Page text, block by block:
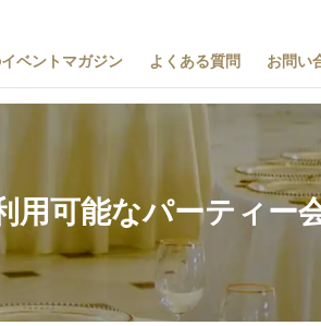
ベントマガジン よくある質問 お問い
用可能なパーティー